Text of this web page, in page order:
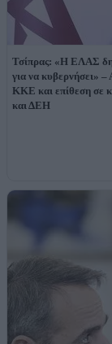
Τσίπρας: «Η ΕΛΑΣ
για να κυβερνήσει» –
ΚΚΕ και επίθεση σε
και ΔΕΗ